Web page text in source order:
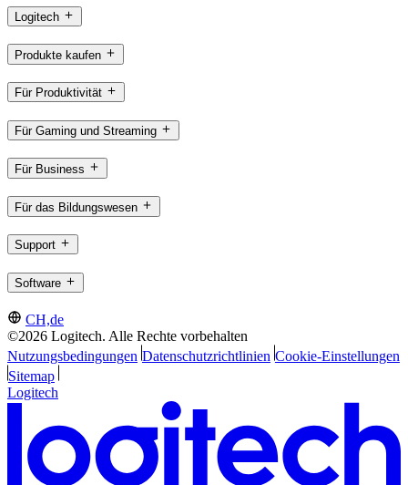
Logitech
Produkte kaufen
Für Produktivität
Für Gaming und Streaming
Für Business
Für das Bildungswesen
Support
Software
CH,de
©2026 Logitech. Alle Rechte vorbehalten
Nutzungsbedingungen Datenschutzrichtlinien Cookie-Einstellungen
Sitemap
Logitech